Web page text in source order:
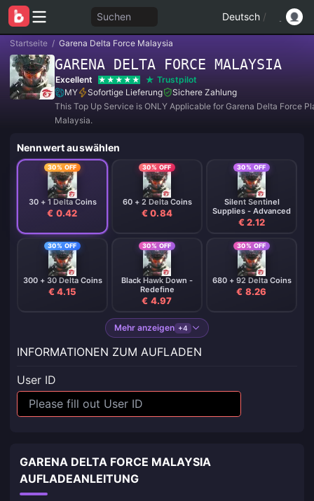
Suchen Deutsch /
Startseite / Garena Delta Force Malaysia
GARENA DELTA FORCE MALAYSIA
Excellent
Trustpilot
MY
Sofortige Lieferung
Sichere Zahlung
This Top Up Service is ONLY Applicable for Garena Delta Force
Malaysia.
Nennwert auswählen
30% OFF
30 + 1 Delta Coins
€ 0.42
30% OFF
60 + 2 Delta Coins
€ 0.84
30% OFF
Silent Sentinel
Supplies - Advanced
€ 2.12
30% OFF
300 + 30 Delta Coins
€ 4.15
30% OFF
Black Hawk Down -
Redefine
€ 4.97
30% OFF
680 + 92 Delta Coins
€ 8.26
Mehr anzeigen +4
INFORMATIONEN ZUM AUFLADEN
User ID
GARENA DELTA FORCE MALAYSIA
AUFLADEANLEITUNG